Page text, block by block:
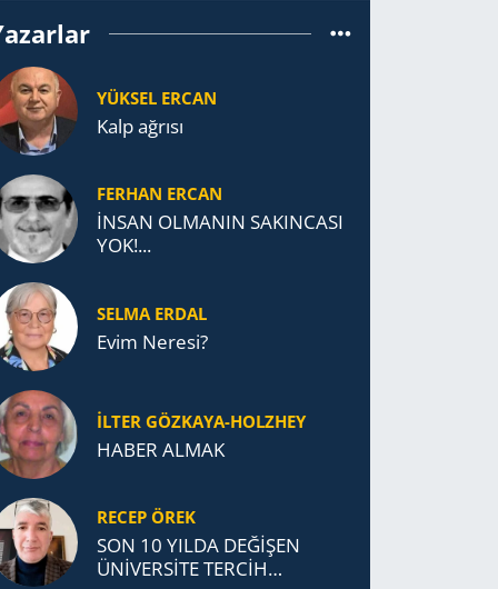
YÜKSEL ERCAN
Kalp ağrısı
FERHAN ERCAN
İNSAN OLMANIN SAKINCASI
YOK!...
SELMA ERDAL
Evim Neresi?
İLTER GÖZKAYA-HOLZHEY
HABER ALMAK
RECEP ÖREK
SON 10 YILDA DEĞİŞEN
ÜNİVERSİTE TERCİH